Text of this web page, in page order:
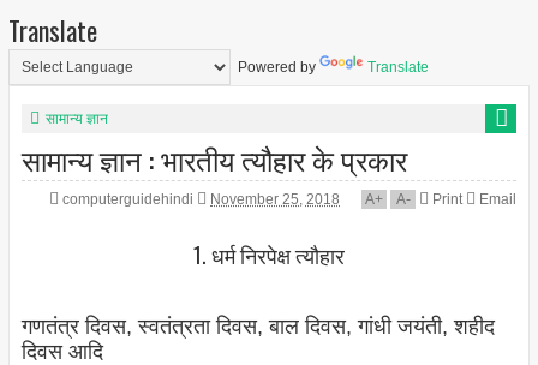
Translate
Powered by Translate
सामान्य ज्ञान
सामान्य ज्ञान : भारतीय त्यौहार के प्रकार
computerguidehindi November 25, 2018 A+ A- Print Email
1. धर्म निरपेक्ष त्‍यौहार
गणतंत्र दिवस, स्‍वतंत्रता दिवस, बाल दिवस, गांधी जयंती, शहीद
दिवस आदि